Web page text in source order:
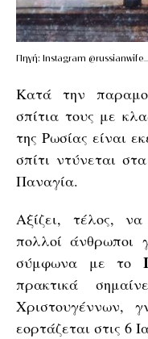
Πηγή: Instagram
Κατά την
σπίτια τους με
της Ρωσίας είναι
σπίτι ντύνεται
Παναγία.
Αξίζει, τέλος,
πολλοί άνθρωποι
σύμφωνα με το
πρακτικά
Χριστουγέννων,
εορτάζεται στις 6